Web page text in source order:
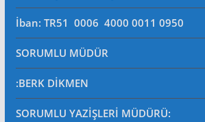
İban: TR51 0006 4000 0011 0950
SORUMLU MÜDÜR
:BERK DİKMEN
SORUMLU YAZİŞLERİ MÜDÜRÜ: